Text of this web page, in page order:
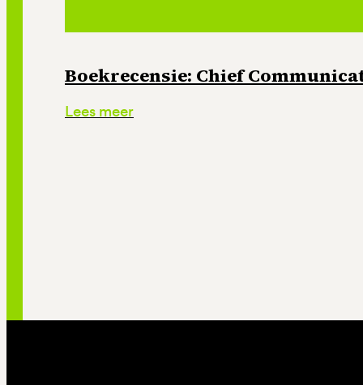
Boekrecensie: Chief
Lees meer